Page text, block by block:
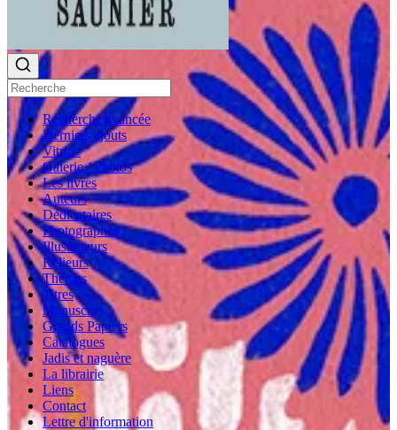
Recherche avancée
Derniers ajouts
Vitrine
Galerie / Photos
Les livres
Auteurs
Dédicataires
Photographes
Illustrateurs
Relieurs
Thèmes
Titres
Manuscrits
Grands Papiers
Catalogues
Jadis et naguère
La librairie
Liens
Contact
Lettre d'information